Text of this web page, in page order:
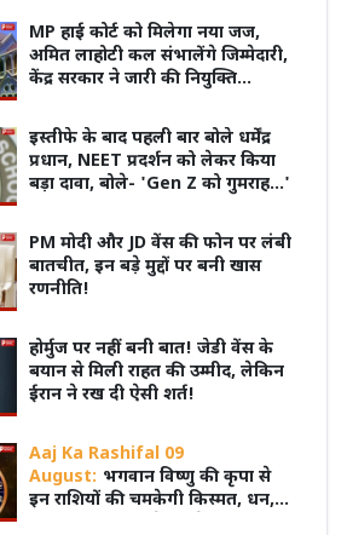
MP हाई कोर्ट को मिलेगा नया जज,
अमित लाहोटी कल संभालेंगे जिम्मेदारी,
केंद्र सरकार ने जारी की नियुक्ति
इस्तीफे के बाद पहली बार बोले धर्मेंद्र
प्रधान, NEET प्रदर्शन को लेकर किया
बड़ा दावा, बोले- 'Gen Z को गुमराह...'
PM मोदी और JD वेंस की फोन पर लंबी
बातचीत, इन बड़े मुद्दों पर बनी खास
रणनीति!
होर्मुज पर नहीं बनी बात! जेडी वेंस के
बयान से मिली राहत की उम्मीद, लेकिन
ईरान ने रख दी ऐसी शर्त!
Aaj Ka Rashifal 09
August: भगवान विष्णु की कृपा से
इन राशियों की चमकेगी किस्मत, धन,